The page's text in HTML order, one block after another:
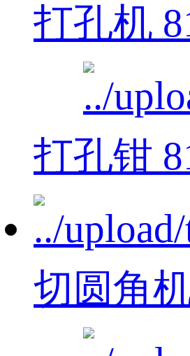
打孔机
打孔钳
切圆角